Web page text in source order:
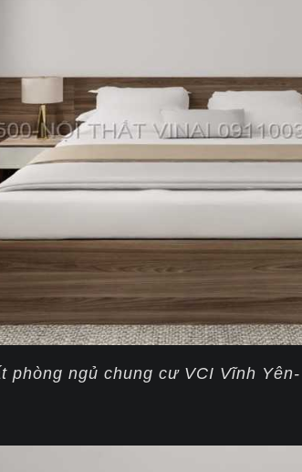
phòng ngủ chung cư VCI Vĩnh